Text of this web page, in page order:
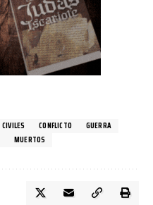
CIVILES CONFLICTO
GUERRA
MUERTOS